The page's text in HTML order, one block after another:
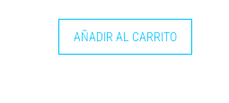
original actual
AÑADIR AL CARRITO